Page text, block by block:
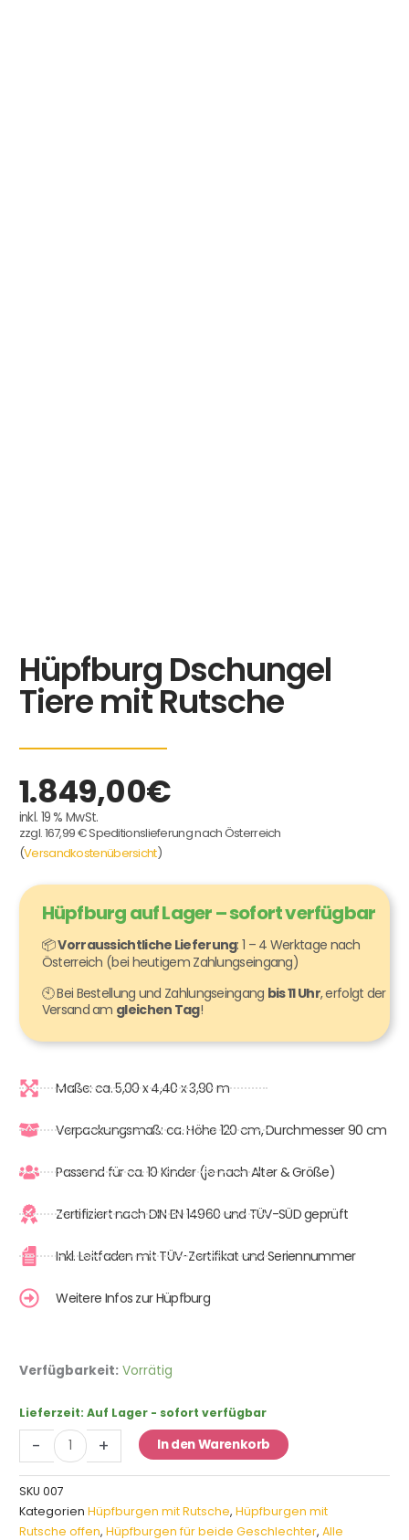
Hüpfburg Dschungel
Tiere mit Rutsche
1.849,00€
inkl. 19 % MwSt.
zzgl. 167,99 € Speditionslieferung nach Österreich
(Versandkostenübersicht)
Hüpfburg auf Lager – sofort verfügbar
📦Vorraussichtliche Lieferung: 1 – 4 Werktage nach
Österreich (bei heutigem Zahlungseingang)
🕙 Bei Bestellung und Zahlungseingang bis 11 Uhr, erfolgt der
Versand am gleichen Tag!
Maße: ca. 5,00 x 4,40 x 3,90 m
Verpackungsmaß: ca. Höhe 120 cm, Durchmesser 90 cm
Passend für ca. 10 Kinder (je nach Alter & Größe)
Zertifiziert nach DIN EN 14960 und TÜV-SÜD geprüft
Inkl. Leitfaden mit TÜV-Zertifikat und Seriennummer
Weitere Infos zur Hüpfburg
Verfügbarkeit: Vorrätig
Lieferzeit: Auf Lager - sofort verfügbar
-
Hüpfburg
Tiere
mit
Rutsche
+ In den Warenkorb
SKU 007
Kategorien Hüpfburgen mit Rutsche, Hüpfburgen mit
Rutsche offen, Hüpfburgen für beide Geschlechter, Alle